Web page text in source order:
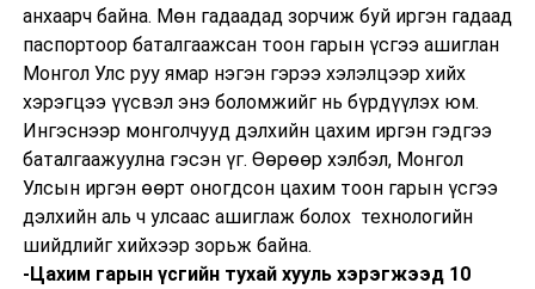
анхаарч байна. Мөн гадаадад зорчиж буй иргэн гадаад
паспортоор баталгаажсан тоон гарын үсгээ ашиглан
Монгол Улс руу ямар нэгэн гэрээ хэлэлцээр хийх
хэрэгцээ үүсвэл энэ боломжийг нь бүрдүүлэх юм.
Ингэснээр монголчууд дэлхийн цахим иргэн гэдгээ
баталгаажуулна гэсэн үг. Өөрөөр хэлбэл, Монгол
Улсын иргэн өөрт оногдсон цахим тоон гарын үсгээ
дэлхийн аль ч улсаас ашиглаж болох технологийн
шийдлийг хийхээр зорьж байна.
-Цахим гарын үсгийн тухай хууль хэрэгжээд 10